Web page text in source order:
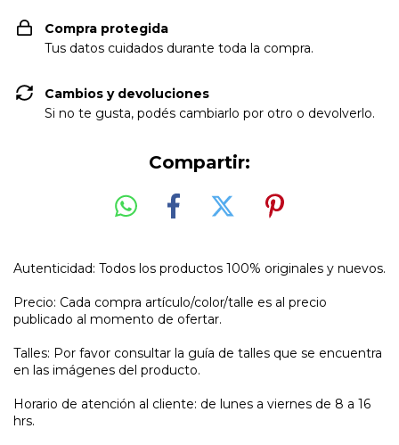
Compra protegida
Tus datos cuidados durante toda la compra.
Cambios y devoluciones
Si no te gusta, podés cambiarlo por otro o devolverlo.
Compartir:
Autenticidad: Todos los productos 100% originales y nuevos.
Precio: Cada compra artículo/color/talle es al precio
publicado al momento de ofertar.
Talles: Por favor consultar la guía de talles que se encuentra
en las imágenes del producto.
Horario de atención al cliente: de lunes a viernes de 8 a 16
hrs.